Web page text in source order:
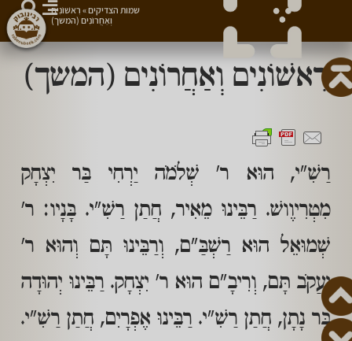
רִאשׁוֹנִים וְאַחֲרוֹנִים (המשך)
רַשִׁ"י, הוּא ר' שְׁלֹמֹה יַרְחִי בַּר יִצְחָק
מִטְרִיוֶושׁ. רַבֵּינוּ מֵאִיר, חֲתַן רַשִׁ"י. בָּנָיו: ר'
שְׁמוּאֵל הוּא רַשְׁבַּ"ם, וְרַבֵּינוּ תָּם וְהוּא ר'
יַעֲקֹב תָּם, וְרִיבָ"ם הוּא ר' יִצְחָק. רַבֵּינוּ יְהוּדָה
בַּר נָתָן, חֲתַן רַשִׁ"י. רַבֵּינוּ אֶפְרָיִם, חֲתַן רַשִׁ"י.
שמות הצדיקים» רִאשׁוֹנִים
וְאַחֲרוֹנִים (המשך)